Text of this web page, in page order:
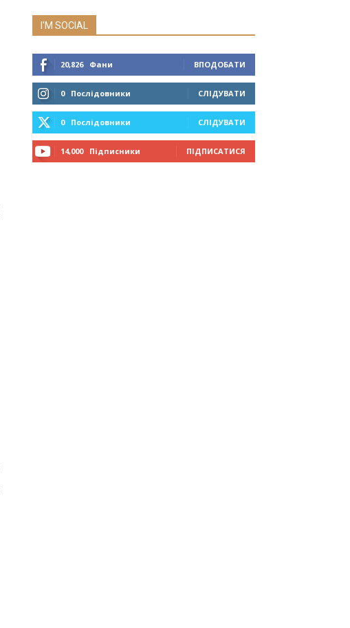
I'M SOCIAL
20,826 Фани ВПОДОБАТИ
0 Послідовники СЛІДУВАТИ
0 Послідовники СЛІДУВАТИ
14,000 Підписники ПІДПИСАТИСЯ